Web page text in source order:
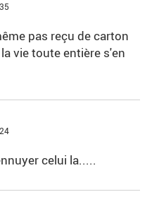
pas reçu de carton
vie toute entière s'en
celui la.....